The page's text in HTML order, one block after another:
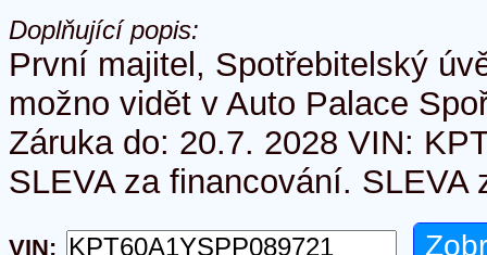
Doplňující popis:
První majitel, Spotřebitelský
možno vidět v Auto Palace
Záruka do: 20.7. 2028 VIN:
SLEVA za financování. SLEVA
VIN: